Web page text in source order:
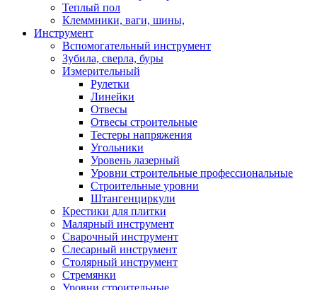
Теплый пол
Клеммники, ваги, шины,
Инструмент
Вспомогательный инструмент
Зубила, сверла, буры
Измерительный
Рулетки
Линейки
Отвесы
Отвесы строительные
Тестеры напряжения
Угольники
Уровень лазерный
Уровни строительные профессиональные
Строительные уровни
Штангенциркули
Крестики для плитки
Малярный инструмент
Сварочный инструмент
Слесарный инструмент
Столярный инструмент
Стремянки
Уровни строительные